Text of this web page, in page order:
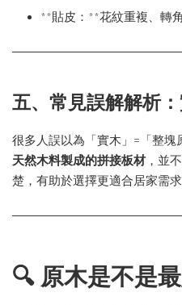
**貼皮：**花紋重複、轉
五、常見誤解解析
很多人誤以為「實木」=「整塊
天然木料製成的拼接板材，並
楚，有助於選擇更適合居家需求
🔍 原木是不是